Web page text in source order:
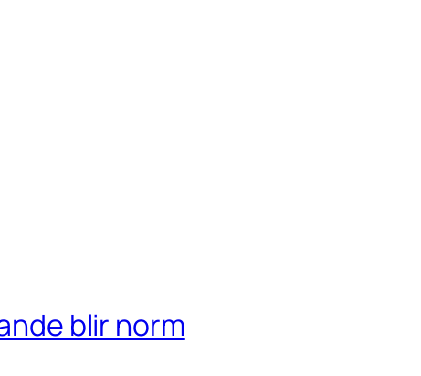
blir norm